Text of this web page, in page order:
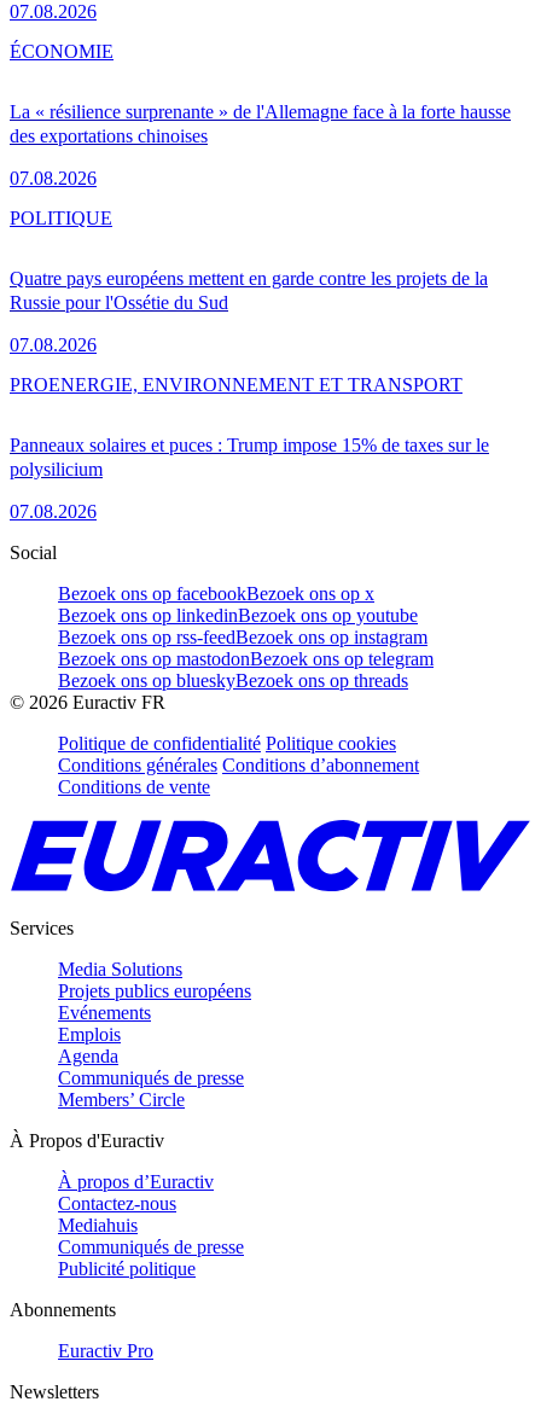
07.08.2026
La « résilience surprenante » de l'Allemagne face à la forte hausse
des exportations chinoises
07.08.2026
ÉCONOMIE
Quatre pays européens mettent en garde contre les projets de la
Russie pour l'Ossétie du Sud
07.08.2026
POLITIQUE
Panneaux solaires et puces : Trump impose 15% de taxes sur le
polysilicium
07.08.2026
PROENERGIE, ENVIRONNEMENT ET TRANSPORT
Social
Bezoek ons op facebookBezoek ons op x
Bezoek ons op linkedinBezoek ons op youtube
Bezoek ons op rss-feedBezoek ons op instagram
Bezoek ons op mastodonBezoek ons op telegram
Bezoek ons op blueskyBezoek ons op threads
© 2026 Euractiv FR
Politique de confidentialité Politique cookies
Conditions générales Conditions d’abonnement
Conditions de vente
Services
Media Solutions
Projets publics européens
Evénements
Emplois
Agenda
Communiqués de presse
Members’ Circle
À Propos d'Euractiv
À propos d’Euractiv
Contactez-nous
Mediahuis
Communiqués de presse
Publicité politique
Abonnements
Euractiv Pro
Newsletters